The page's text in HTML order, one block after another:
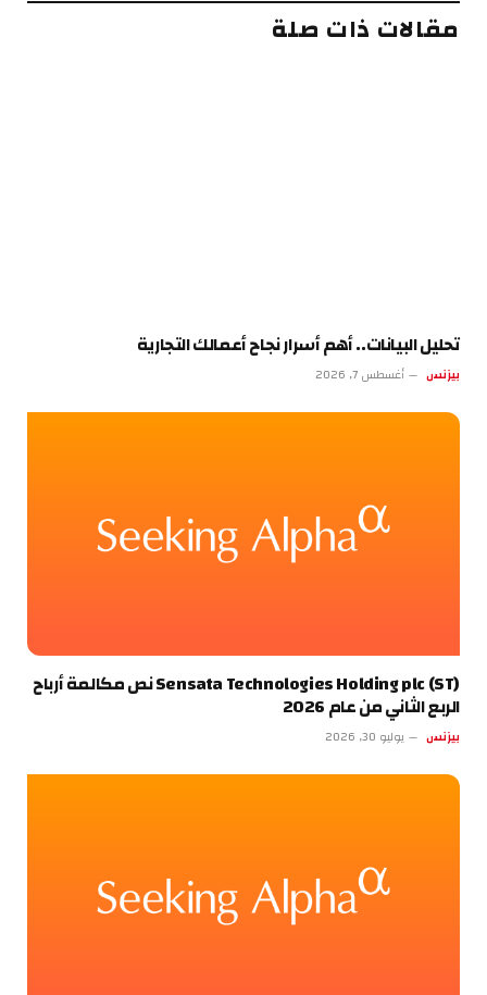
مقالات ذات صلة
تحليل البيانات.. أهم أسرار نجاح أعمالك التجارية
بيزنس أغسطس 7, 2026
Sensata Technologies Holding plc (ST) نص مكالمة أرباح
الربع الثاني من عام 2026
بيزنس يوليو 30, 2026